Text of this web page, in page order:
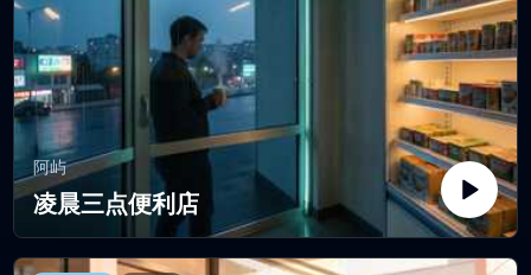
阿屿
凌晨三点便利店